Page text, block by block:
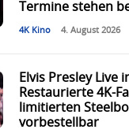
Termine stehen
4K Kino 4. August 2026
Elvis Presley Live
Restaurierte 4K-
limitierten
vorbestellbar